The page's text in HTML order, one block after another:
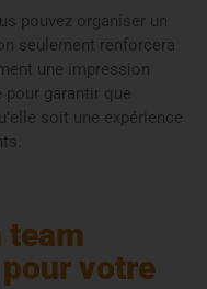
pouvez organiser un
seulement renforcera
une impression
pour garantir que
soit une expérience
team
votre